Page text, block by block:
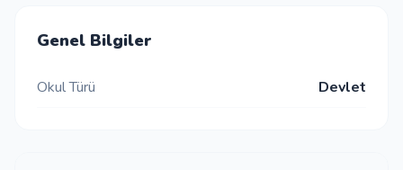
Genel Bilgiler
Okul Türü Devlet